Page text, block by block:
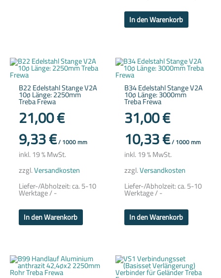
In den Warenkorb
B22 Edelstahl Stange V2A
10ø Länge: 2250mm
Treba Frewa
21,00€
9,33€/1000mm
inkl. 19 % MwSt.
zzgl.Versandkosten
Liefer-/Abholzeit:ca. 5-10
Werktage / -
In den Warenkorb
B34 Edelstahl Stange V2A
10ø Länge: 3000mm
Treba Frewa
31,00€
10,33€/1000mm
inkl. 19 % MwSt.
zzgl.Versandkosten
Liefer-/Abholzeit:ca. 5-10
Werktage / -
In den Warenkorb